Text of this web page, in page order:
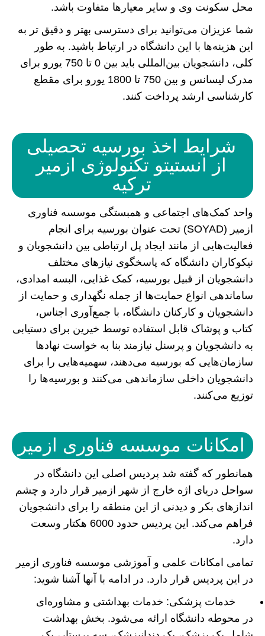
محل سکونت وی و سایر معیارها متفاوت باشد.
شما عزیزان می‌توانید برای دسترسی بهتر و دقیق تر به
این هزینه‌ها با این دانشگاه در ارتباط باشید. به طور
کلی، دانشجویان بین‌المللی باید بین 0 تا 750 یورو برای
مدرک لیسانس و بین 750 تا 1800 یورو برای مقطع
کارشناسی ارشد پرداخت کنند.
شرایط اخذ بورسیه تحصیلی
از انستیتو تکنولوژی ازمیر
ترکیه
واحد کمک‌های اجتماعی و همبستگی موسسه فناوری
ازمیر (SOYAD) تحت عنوان بورسیه برای انجام
فعالیت‌هایی از مانند ایجاد پل ارتباطی بین دانشجویان و
نیکوکاران دانشگاه که پاسخگوی نیازهای مختلف
دانشجویان از قبیل بورسیه، کمک غذایی، البسه امدادی،
ساماندهی انواع حمایت‌ها از جمله نگهداری و حمایت از
دانشجویان و کارکنان دانشگاه، با جمع‌آوری اجناس،
کتاب و پوشاک قابل استفاده توسط خیرین برای دستیابی
به دانشجویان و پرسنل نیازمند بنا به خواست نهادها
سازمان‌هایی که بورسیه می‌دهند، سهمیه‌هایی را برای
دانشجویان داخلی سازماندهی می‌کنند و بورسیه‌ها را
توزیع می‌کنند.
امکانات موسسه فناوری ازمیر
همانطور که گفته شد پردیس اصلی این دانشگاه در
سواحل دریای اژه خارج از شهر ازمیر قرار دارد و چشم
اندازهای بکر و دیدنی از این منطقه را برای دانشجویان
فراهم می‌کند. این پردیس حدود 6000 هکتار وسعت
دارد.
تمامی امکانات علمی و آموزشی موسسه فناوری ازمیر
در این پردیس قرار دارد. در ادامه با آنها آشنا شوید:
خدمات پزشکی: خدمات بهداشتی و مشاوره‌ای
در محوطه دانشگاه ارائه می‌شود. بخش بهداشت